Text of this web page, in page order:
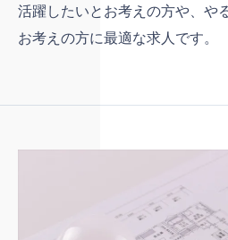
活躍したいとお考えの方や、や
お考えの方に最適な求人です。